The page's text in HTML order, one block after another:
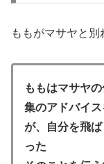
ももがマサヤと別
ももはマサヤ
集のアドバイ
が、自分を飛
った